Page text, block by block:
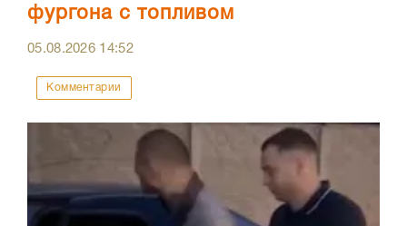
фургона с топливом
05.08.2026 14:52
Комментарии